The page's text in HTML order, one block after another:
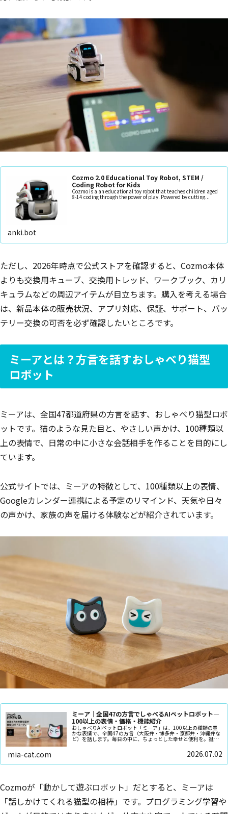
Cozmo 2.0 Educational Toy Robot, STEM /
Coding Robot for Kids
Cozmo is a an educational toy robot that teaches children aged
8-14 coding through the power of play. Powered by cutting...
anki.bot
ただし、2026年時点で公式ストアを確認すると、Cozmo本体
よりも交換用キューブ、交換用トレッド、ワークブック、カリ
キュラムなどの周辺アイテムが目立ちます。購入を考える場合
は、新品本体の販売状況、アプリ対応、保証、サポート、バッ
テリー交換の可否を必ず確認したいところです。
ミーアとは？方言を話すおしゃべり猫型
ロボット
ミーアは、全国47都道府県の方言を話す、おしゃべり猫型ロボ
ットです。猫のような見た目と、やさしい声かけ、100種類以
上の表情で、日常の中に小さな会話相手を作ることを目的にし
ています。
公式サイトでは、ミーアの特徴として、100種類以上の表情、
Googleカレンダー連携による予定のリマインド、天気や日々
の声かけ、家族の声を届ける体験などが紹介されています。
ミーア｜全国47の方言でしゃべるAIペットロボット—
100以上の表情・価格・機能紹介
おしゃべりAIペットロボット「ミーア」は、100以上の種類の豊
かな表情で、全国47の方言（大阪弁・博多弁・京都弁・沖縄弁な
ど）を話します。毎日の中に、ちょっとした幸せと便利を。誕生
mia-cat.com 2026.07.02
Cozmoが「動かして遊ぶロボット」だとすると、ミーアは
「話しかけてくれる猫型の相棒」です。プログラミング学習や